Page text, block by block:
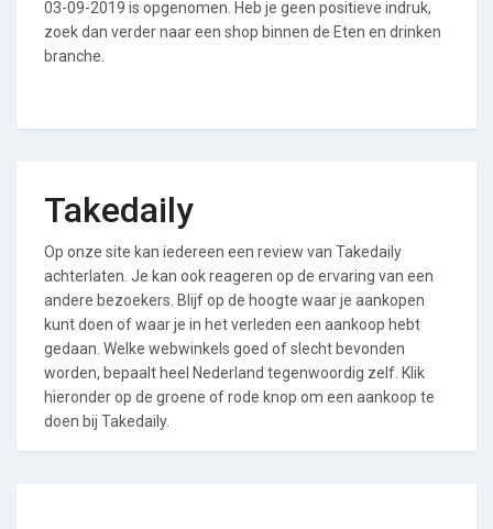
03-09-2019 is opgenomen. Heb je geen positieve indruk,
zoek dan verder naar een shop binnen de Eten en drinken
branche.
Takedaily
Op onze site kan iedereen een review van Takedaily
achterlaten. Je kan ook reageren op de ervaring van een
andere bezoekers. Blijf op de hoogte waar je aankopen
kunt doen of waar je in het verleden een aankoop hebt
gedaan. Welke webwinkels goed of slecht bevonden
worden, bepaalt heel Nederland tegenwoordig zelf. Klik
hieronder op de groene of rode knop om een aankoop te
doen bij Takedaily.